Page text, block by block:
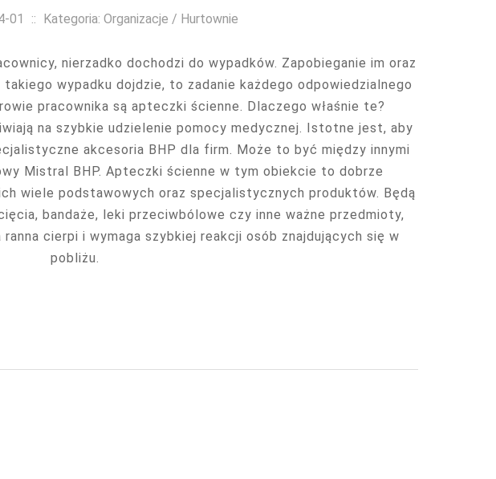
01 :: Kategoria: Organizacje / Hurtownie
nierzadko dochodzi do wypadków. Zapobieganie im oraz
wypadku dojdzie, to zadanie każdego odpowiedzialnego
pracownika są apteczki ścienne. Dlaczego właśnie te?
na szybkie udzielenie pomocy medycznej. Istotne jest, aby
akcesoria BHP dla firm. Może to być między innymi
Mistral BHP. Apteczki ścienne w tym obiekcie to dobrze
wiele podstawowych oraz specjalistycznych produktów. Będą
bandaże, leki przeciwbólowe czy inne ważne przedmioty,
cierpi i wymaga szybkiej reakcji osób znajdujących się w
pobliżu.